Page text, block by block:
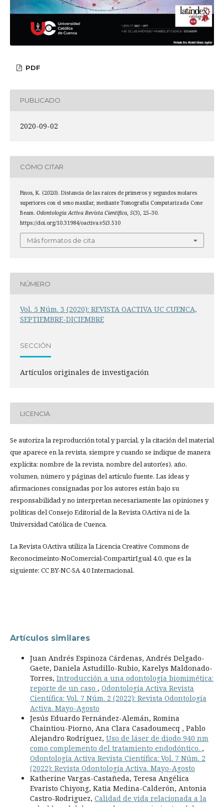
PDF
PUBLICADO
2020-09-02
CÓMO CITAR
Pinos, K. (2020). Distancia de las raíces de primeros y segundos molares
superiores con el seno maxilar, mediante Tomografía Computarizada Cone
Beam. Odontología Activa Revista Científica, 5(3), 25–30.
https://doi.org/10.31984/oactiva.v5i3.510
Más formatos de cita
NÚMERO
Vol. 5 Núm. 3 (2020): REVISTA OACTIVA UC CUENCA,
SEPTIEMBRE-DICIEMBRE
SECCIÓN
Artículos originales de investigación
LICENCIA
Se autoriza la reproducción total y parcial, y la citación del material
que aparece en la revista, siempre y cuando se indique de manera
explícita: nombre de la revista, nombre del autor(es), año,
volumen, número y páginas del artículo fuente. Las ideas y
afirmaciones consignadas por los autores están bajo su
responsabilidad y no interpretan necesariamente las opiniones y
políticas del Consejo Editorial de la Revista OActiva ni de la
Universidad Católica de Cuenca.
La Revista OActiva utiliza la Licencia Creative Commons de
Reconocimeinto-NoComercial-CompartirIgual 4.0, que es la
siguiente: CC BY-NC-SA 4.0 Internacional.
Artículos similares
Juan Andrés Espinoza Cárdenas, Andrés Delgado-
Gaete, Daniela Astudillo-Rubio, Karelys Maldonado-
Torres, Introducción a una odontología biomimética:
reporte de un caso , Odontología Activa Revista
Científica: Vol. 7 Núm. 2 (2022): Revista Odontología
Activa. Mayo-Agosto
Jesús Eduardo Fernández-Alemán, Romina
Chaintiou-Piorno, Ana Clara Casadoumecq , Pablo
Alejandro Rodríguez, Uso de láser de diodo 940 nm
como complemento del tratamiento endodóntico. ,
Odontología Activa Revista Científica: Vol. 7 Núm. 2
(2022): Revista Odontología Activa. Mayo-Agosto
Katherine Vargas-Castañeda, Teresa Angélica
Evaristo Chiyong, Katia Medina-Calderón, Antonia
Castro-Rodriguez, Calidad de vida relacionada a la